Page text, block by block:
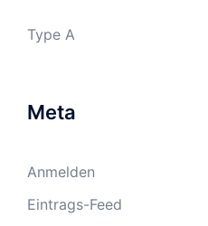
Type A
Meta
Anmelden
Eintrags-Feed